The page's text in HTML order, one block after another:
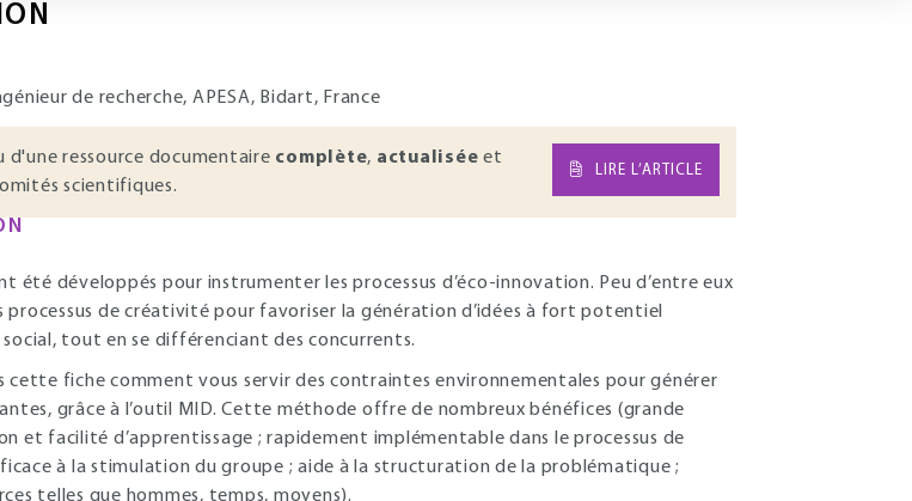
de recherche, APESA, Bidart, France
d'une ressource documentaire complète, actualisée et
scientifiques.
LIRE L’ARTICLE
été développés pour instrumenter les processus d’éco-innovation. Peu d’entre eux
processus de créativité pour favoriser la génération d’idées à fort potentiel
tout en se différenciant des concurrents.
cette fiche comment vous servir des contraintes environnementales pour générer
grâce à l’outil MID. Cette méthode offre de nombreux bénéfices (grande
et facilité d’apprentissage ; rapidement implémentable dans le processus de
à la stimulation du groupe ; aide à la structuration de la problématique ;
telles que hommes, temps, moyens).